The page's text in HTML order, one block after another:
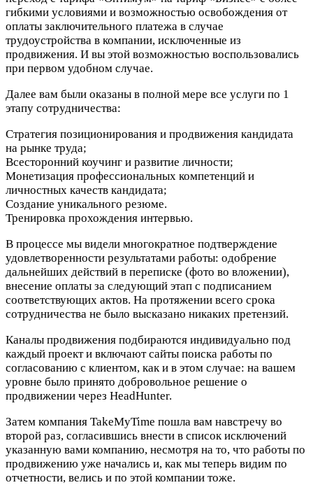
гибкими условиями и возможностью освобождения от
оплаты заключительного платежа в случае
трудоустройства в компании, исключенные из
продвижения. И вы этой возможностью воспользовались
при первом удобном случае.
Далее вам были оказаны в полной мере все услуги по 1
этапу сотрудничества:
Стратегия позиционирования и продвижения кандидата
на рынке труда;
Всесторонний коучинг и развитие личности;
Монетизация профессиональных компетенций и
личностных качеств кандидата;
Создание уникального резюме.
Тренировка прохождения интервью.
В процессе мы видели многократное подтверждение
удовлетворенности результатами работы: одобрение
дальнейших действий в переписке (фото во вложении),
внесение оплаты за следующий этап с подписанием
соответствующих актов. На протяжении всего срока
сотрудничества не было высказано никаких претензий.
Каналы продвижения подбираются индивидуально под
каждый проект и включают сайты поиска работы по
согласованию с клиентом, как и в этом случае: на вашем
уровне было принято добровольное решение о
продвижении через HeadHunter.
Затем компания TakeMyTime пошла вам навстречу во
второй раз, согласившись внести в список исключений
указанную вами компанию, несмотря на то, что работы по
продвижению уже начались и, как мы теперь видим по
отчетности, велись и по этой компании тоже.